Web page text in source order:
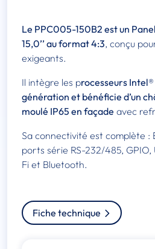
Le PPC005-150B2 est un
15,0’’ au format 4:3, conçu
exigeants.
Il intègre les processeurs
génération et bénéficie d’un
moulé IP65 en façade avec
Sa connectivité est complète :
ports série RS-232/485, GPIO,
Fi et Bluetooth.
Fiche technique